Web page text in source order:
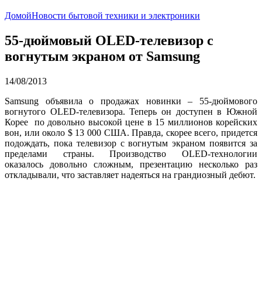
ДомойНовости бытовой техники и электроники
55-дюймовый OLED-телевизор с
вогнутым экраном от Samsung
14/08/2013
Samsung объявила о продажах новинки – 55-дюймового
вогнутого OLED-телевизора. Теперь он доступен в Южной
Корее по довольно высокой цене в 15 миллионов корейских
вон, или около $ 13 000 США. Правда, скорее всего, придется
подождать, пока телевизор с вогнутым экраном появится за
пределами страны. Производство OLED-технологии
оказалось довольно сложным, презентацию несколько раз
откладывали, что заставляет надеяться на грандиозный дебют.